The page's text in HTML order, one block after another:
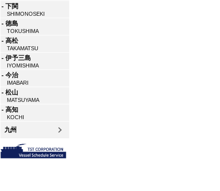
- 下関
SHIMONOSEKI
- 徳島
TOKUSHIMA
- 高松
TAKAMATSU
- 伊予三島
IYOMISHIMA
- 今治
IMABARI
- 松山
MATSUYAMA
- 高知
KOCHI
九州